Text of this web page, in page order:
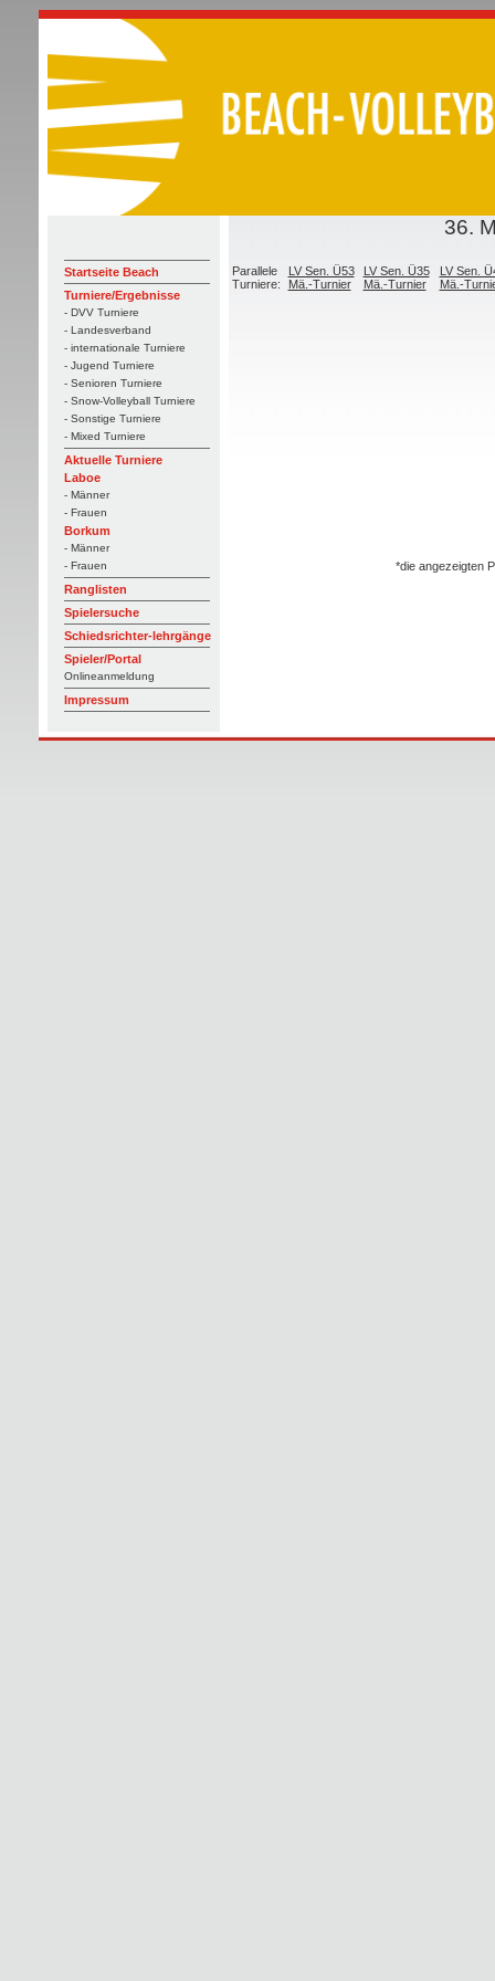
Startseite Beach
Turniere/Ergebnisse
- DVV Turniere
- Landesverband
- internationale Turniere
- Jugend Turniere
- Senioren Turniere
- Snow-Volleyball Turniere
- Sonstige Turniere
- Mixed Turniere
Aktuelle Turniere
Laboe
- Männer
- Frauen
Borkum
- Männer
- Frauen
Ranglisten
Spielersuche
Schiedsrichter-lehrgänge
Spieler/Portal
Onlineanmeldung
Impressum
36.
Parallele
Turniere:
LV Sen. Ü53
Mä.-Turnier
LV Sen. Ü35
Mä.-Turnier
LV Sen.
Mä.-
*die angezeigten